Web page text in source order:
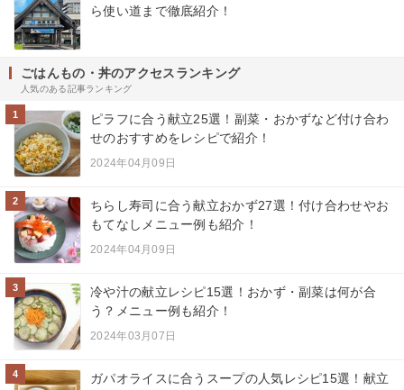
ら使い道まで徹底紹介！
ごはんもの・丼のアクセスランキング
人気のある記事ランキング
1
ピラフに合う献立25選！副菜・おかずなど付け合わ
せのおすすめをレシピで紹介！
2024年04月09日
2
ちらし寿司に合う献立おかず27選！付け合わせやお
もてなしメニュー例も紹介！
2024年04月09日
3
冷や汁の献立レシピ15選！おかず・副菜は何が合
う？メニュー例も紹介！
2024年03月07日
4
ガパオライスに合うスープの人気レシピ15選！献立